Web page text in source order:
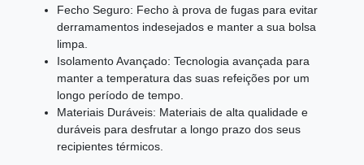
Fecho Seguro: Fecho à prova de fugas para evitar
derramamentos indesejados e manter a sua bolsa
limpa.
Isolamento Avançado: Tecnologia avançada para
manter a temperatura das suas refeições por um
longo período de tempo.
Materiais Duráveis: Materiais de alta qualidade e
duráveis para desfrutar a longo prazo dos seus
recipientes térmicos.